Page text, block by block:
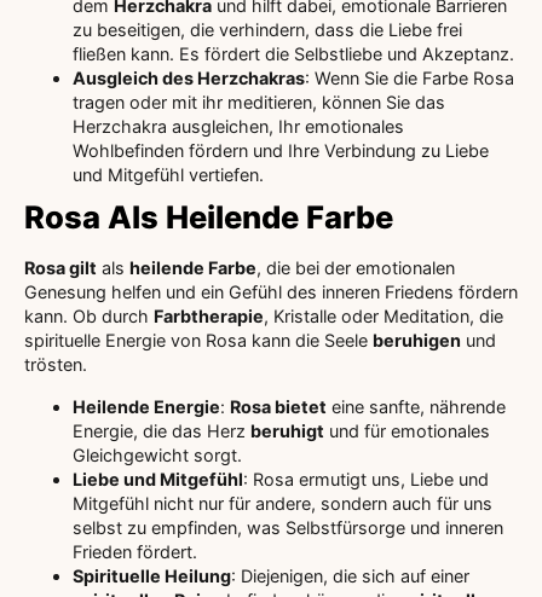
dem Herzchakra und hilft dabei, emotionale Barrieren
zu beseitigen, die verhindern, dass die Liebe frei
fließen kann. Es fördert die Selbstliebe und Akzeptanz.
Ausgleich des Herzchakras: Wenn Sie die Farbe Rosa
tragen oder mit ihr meditieren, können Sie das
Herzchakra ausgleichen, Ihr emotionales
Wohlbefinden fördern und Ihre Verbindung zu Liebe
und Mitgefühl vertiefen.
Rosa Als Heilende Farbe
Rosa gilt als heilende Farbe, die bei der emotionalen
Genesung helfen und ein Gefühl des inneren Friedens fördern
kann. Ob durch Farbtherapie, Kristalle oder Meditation, die
spirituelle Energie von Rosa kann die Seele beruhigen und
trösten.
Heilende Energie: Rosa bietet eine sanfte, nährende
Energie, die das Herz beruhigt und für emotionales
Gleichgewicht sorgt.
Liebe und Mitgefühl: Rosa ermutigt uns, Liebe und
Mitgefühl nicht nur für andere, sondern auch für uns
selbst zu empfinden, was Selbstfürsorge und inneren
Frieden fördert.
Spirituelle Heilung: Diejenigen, die sich auf einer